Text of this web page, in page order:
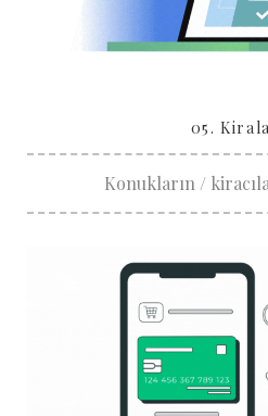
05.
Konukların /